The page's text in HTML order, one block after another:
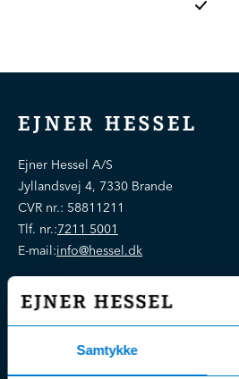
Samtykke
EJNER HESSEL
Ejner Hessel A/S
Jyllandsvej 4, 7330 Brande
CVR nr.: 58811211
Tlf. nr.:7211 5001
E-mail:info@hessel.dk
Åbningstider
Man - Fre:
07.30 - 17.30